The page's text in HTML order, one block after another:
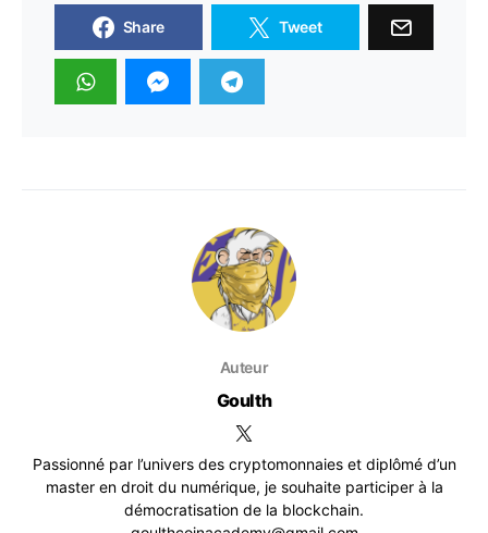
Share Tweet
Auteur
Goulth
Passionné par l’univers des cryptomonnaies et diplômé d’un
master en droit du numérique, je souhaite participer à la
démocratisation de la blockchain.